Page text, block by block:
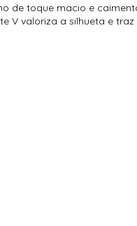
de toque macio e
V valoriza a silhueta e